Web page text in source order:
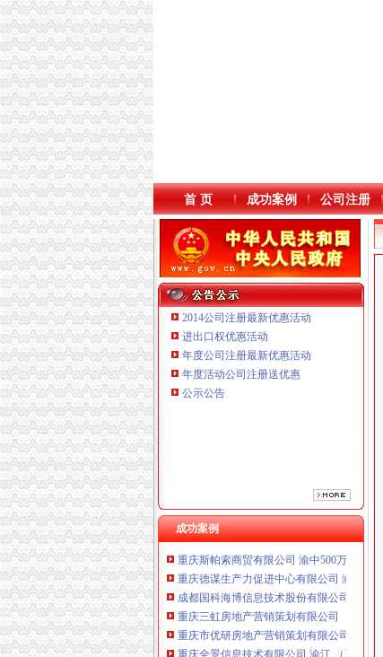
首 页 成功案例 公司注册
2014公司注册最新优惠活动
进出口权优惠活动
年度公司注册最新优惠活动
年度活动公司注册送优惠
公示公告
成功案例
重庆三虹房地产营销策划有限公司
重庆尊博贸易有限公司 渝江 （工商注册）
重庆科米克商贸有限责任公司 渝北50万 （
重庆瑾崇进出口贸易有限公司 渝中100万 （
重庆斯帕索商贸有限公司 渝中500万 （进出
重庆德谋生产力促进中心有限公司 渝大10
成都国科海博信息技术股份有限公司重庆
重庆三虹房地产营销策划有限公司
重庆市优研房地产营销策划有限公司
重庆全景信息技术有限公司 渝江 （工商注